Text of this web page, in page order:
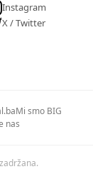
Instagram
X / Twitter
Mi smo BIG
nas